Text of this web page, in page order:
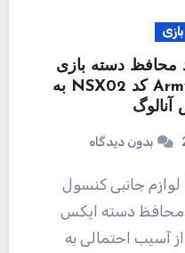
دسته بازی
ایکس باکس one مدل Army کد NSX02 به
بدون دیدگاه
محافظ دسته ایکس
آسیب احتمالی به